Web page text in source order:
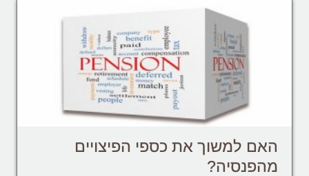
האם למשוך את כספי הפיצויים
מהפנסיה?